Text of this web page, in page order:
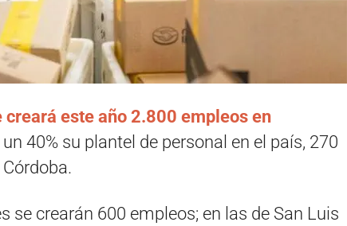
este año 2.800 empleos en
40% su plantel de personal en el país, 270
se crearán 600 empleos; en las de San Luis